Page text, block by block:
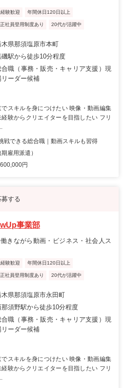
験歓迎 年間休日120日以上
正社員登用制度あり 20代が活躍中
木県那須塩原市本町
磯駅から徒歩10分程度
合職（事務・販売・キャリア支援）現
リーダー候補
でスキルを身につけたい 映像・動画編集
験からクリエイターを目指したい フリ
戦できる総合職｜動画スキルも習得
雇用派遣）
円
する
事業部
きながら動画・ビジネス・社会人ス
験歓迎 年間休日120日以上
正社員登用制度あり 20代が活躍中
木県那須塩原市永田町
那須野駅から徒歩10分程度
合職（事務・販売・キャリア支援）現
リーダー候補
でスキルを身につけたい 映像・動画編集
験からクリエイターを目指したい フリ